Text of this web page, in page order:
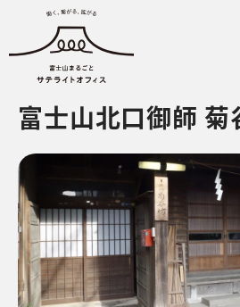
富士山北口御師 菊